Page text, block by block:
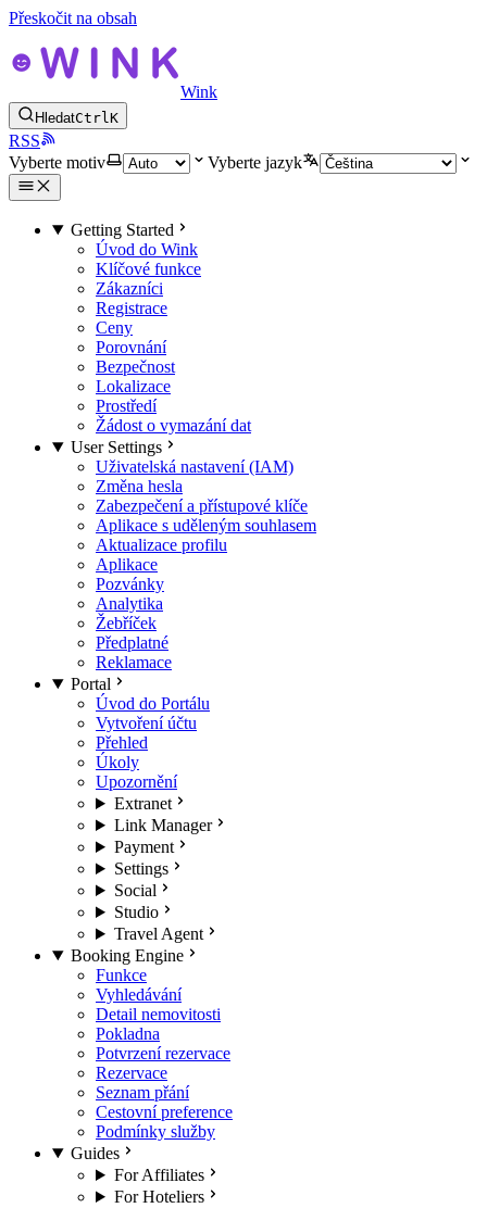
Přeskočit na obsah
Wink
HledatCtrlK
RSS
Vyberte motiv
Vyberte jazyk
Getting Started
Úvod do Wink
Klíčové funkce
Zákazníci
Registrace
Ceny
Porovnání
Bezpečnost
Lokalizace
Prostředí
Žádost o vymazání dat
User Settings
Uživatelská nastavení (IAM)
Změna hesla
Zabezpečení a přístupové klíče
Aplikace s uděleným souhlasem
Aktualizace profilu
Aplikace
Pozvánky
Analytika
Žebříček
Předplatné
Reklamace
Portal
Úvod do Portálu
Vytvoření účtu
Přehled
Úkoly
Upozornění
Extranet
Link Manager
Payment
Settings
Social
Studio
Travel Agent
Booking Engine
Funkce
Vyhledávání
Detail nemovitosti
Pokladna
Potvrzení rezervace
Rezervace
Seznam přání
Cestovní preference
Podmínky služby
Guides
For Affiliates
For Hoteliers